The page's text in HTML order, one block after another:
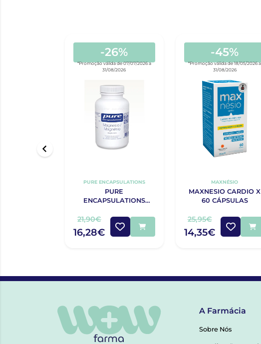
-26%
*Promoção válida de 07/07/2026 a
31/08/2026
PURE ENCAPSULATIONS
PURE
ENCAPSULATIONS
21,90€
16,28€
-45%
*Promoção válida de 18/05/2026 a
31/08/2026
MAXNÉSIO
MAXNESIO CARDIO X
60 CÁPSULAS
25,95€
14,35€
A Farmácia
Sobre Nós